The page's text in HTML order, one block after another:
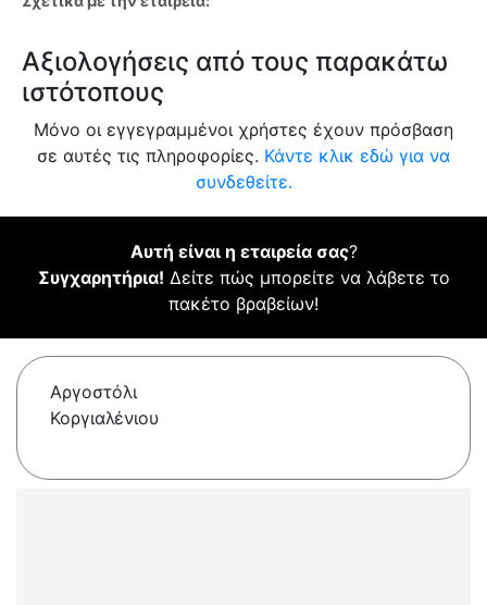
Αξιολογήσεις από τους παρακάτω
ιστότοπους
Μόνο οι εγγεγραμμένοι χρήστες έχουν πρόσβαση
σε αυτές τις πληροφορίες. Κάντε κλικ εδώ για να
συνδεθείτε.
Αυτή είναι η εταιρεία σας?
Συγχαρητήρια! Δείτε πώς μπορείτε να λάβετε το
πακέτο βραβείων!
Αργοστόλι
Κοργιαλένιου